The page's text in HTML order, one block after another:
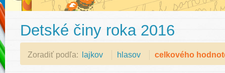
Detské činy roka 2016
Zoradiť podľa: lajkov hlasov celkového